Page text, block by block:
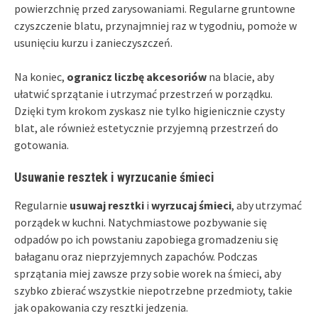
powierzchnię przed zarysowaniami. Regularne gruntowne
czyszczenie blatu, przynajmniej raz w tygodniu, pomoże w
usunięciu kurzu i zanieczyszczeń.
Na koniec, ogranicz liczbę akcesoriów na blacie, aby
ułatwić sprzątanie i utrzymać przestrzeń w porządku.
Dzięki tym krokom zyskasz nie tylko higienicznie czysty
blat, ale również estetycznie przyjemną przestrzeń do
gotowania.
Usuwanie resztek i wyrzucanie śmieci
Regularnie usuwaj resztki i wyrzucaj śmieci, aby utrzymać
porządek w kuchni. Natychmiastowe pozbywanie się
odpadów po ich powstaniu zapobiega gromadzeniu się
bałaganu oraz nieprzyjemnych zapachów. Podczas
sprzątania miej zawsze przy sobie worek na śmieci, aby
szybko zbierać wszystkie niepotrzebne przedmioty, takie
jak opakowania czy resztki jedzenia.